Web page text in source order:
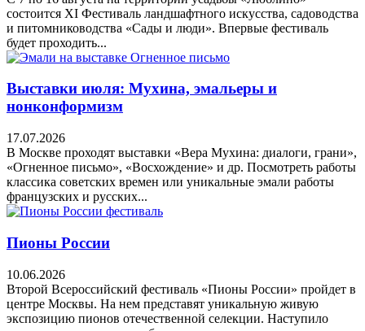
состоится XI Фестиваль ландшафтного искусства, садоводства
и питомниководства «Сады и люди». Впервые фестиваль
будет проходить...
Выставки июля: Мухина, эмальеры и
нонконформизм
17.07.2026
В Москве проходят выставки «Вера Мухина: диалоги, грани»,
«Огненное письмо», «Восхождение» и др. Посмотреть работы
классика советских времен или уникальные эмали работы
французских и русских...
Пионы России
10.06.2026
Второй Всероссийский фестиваль «Пионы России» пройдет в
центре Москвы. На нем представят уникальную живую
экспозицию пионов отечественной селекции. Наступило